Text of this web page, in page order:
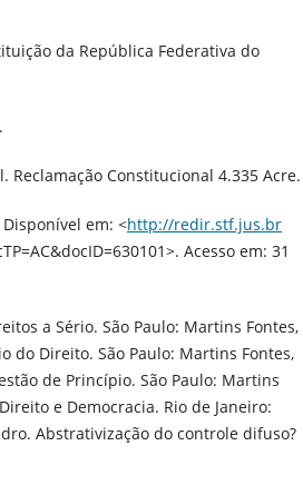
da República Federativa do
Reclamação Constitucional 4.335 Acre.
em: <http://redir.stf.jus.br
Acesso em: 31
a Sério. São Paulo: Martins Fontes,
do Direito. São Paulo: Martins Fontes,
de Princípio. São Paulo: Martins
e Democracia. Rio de Janeiro:
Abstrativização do controle difuso?